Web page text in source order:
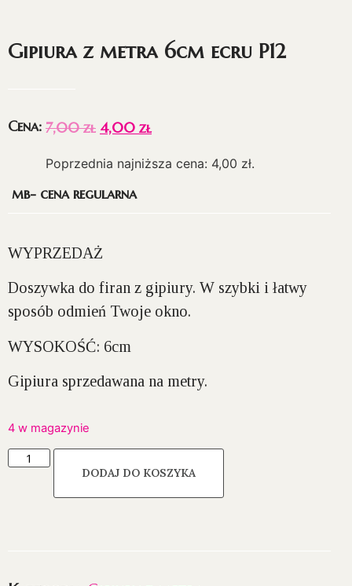
Gipiura z metra 6cm ecru P12
Cena: 7,00zł 4,00 zł
Poprzednia najniższa cena: 4,00 zł.
mb- cena regularna
WYPRZEDAŻ
Doszywka do firan z gipiury. W szybki i łatwy
sposób odmień Twoje okno.
WYSOKOŚĆ: 6cm
Gipiura sprzedawana na metry.
4 w magazynie
DODAJ DO KOSZYKA